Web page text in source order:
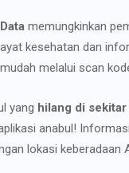
memungkinkan
kesehatan dan
melalui scan
yang hilang di
anabul!
lokasi keberadaan